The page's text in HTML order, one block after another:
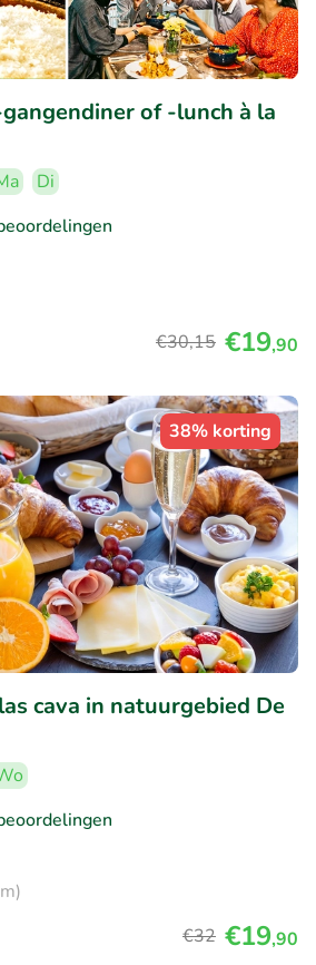
of -lunch à la
Di
€30,15 €19,90
38% korting
cava in natuurgebied De
€32 €19,90